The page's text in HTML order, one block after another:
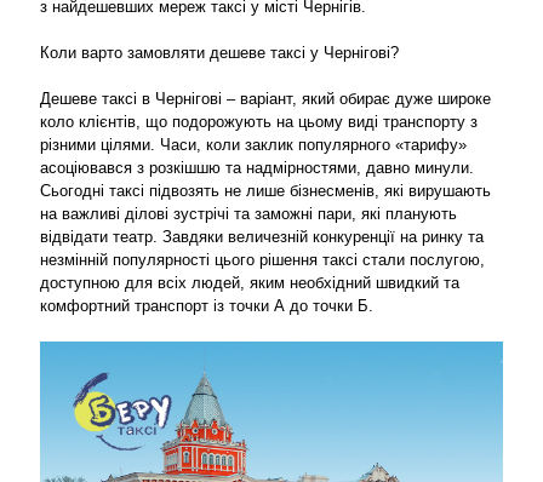
з найдешевших мереж таксі у місті Чернігів.
Коли варто замовляти дешеве таксі у Чернігові?
Дешеве таксі в Чернігові – варіант, який обирає дуже широке
коло клієнтів, що подорожують на цьому виді транспорту з
різними цілями. Часи, коли заклик популярного «тарифу»
асоціювався з розкішшю та надмірностями, давно минули.
Сьогодні таксі підвозять не лише бізнесменів, які вирушають
на важливі ділові зустрічі та заможні пари, які планують
відвідати театр. Завдяки величезній конкуренції на ринку та
незмінній популярності цього рішення таксі стали послугою,
доступною для всіх людей, яким необхідний швидкий та
комфортний транспорт із точки А до точки Б.